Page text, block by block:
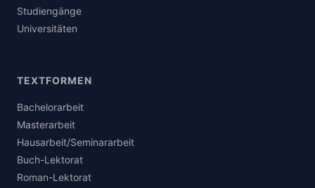
Studiengänge
Universitäten
TEXTFORMEN
Bachelorarbeit
Masterarbeit
Hausarbeit/Seminararbeit
Buch-Lektorat
Roman-Lektorat